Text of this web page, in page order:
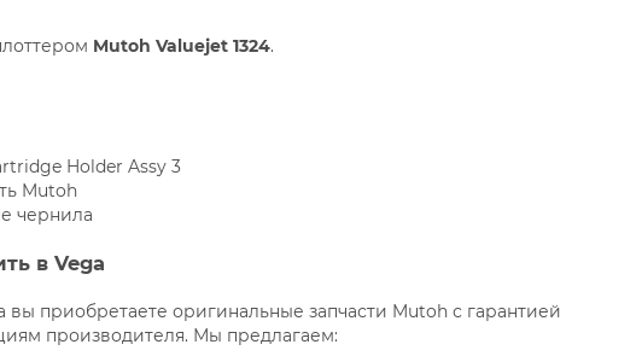
Mutoh Valuejet 1324.
Holder Assy 3
Mutoh
чернила
в Vega
вы приобретаете оригинальные запчасти Mutoh с гарантией
производителя. Мы предлагаем: